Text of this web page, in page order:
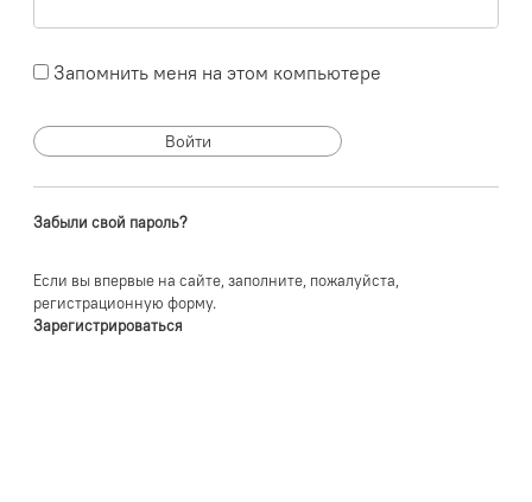
Запомнить меня на этом компьютере
Забыли свой пароль?
Если вы впервые на сайте, заполните, пожалуйста,
регистрационную форму.
Зарегистрироваться